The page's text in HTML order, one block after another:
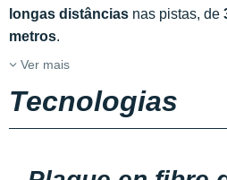
longas distâncias nas pistas, de
metros.
Ver mais
Tecnologias